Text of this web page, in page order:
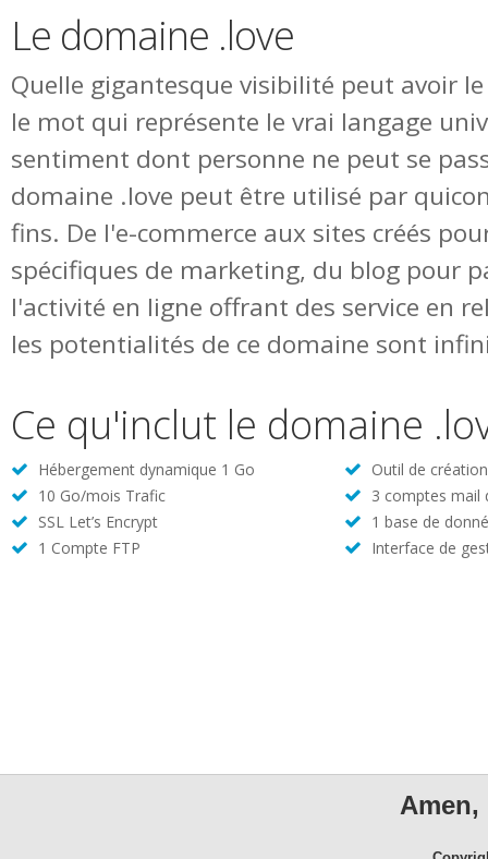
Le domaine .love
Quelle gigantesque visibilité peut avoir
le mot qui représente le vrai langage
sentiment dont personne ne peut se
domaine .love peut être utilisé par
fins. De l'e-commerce aux sites créés
spécifiques de marketing, du blog pour
l'activité en ligne offrant des service en
les potentialités de ce domaine sont
Ce qu'inclut le domaine
Hébergement dynamique 1 Go
Outil de
10 Go/mois Trafic
3 comptes mail
SSL Let’s Encrypt
1 base de
1 Compte FTP
Interface de